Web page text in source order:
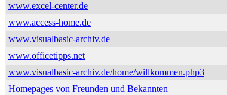
www.excel-center.de
www.access-home.de
www.visualbasic-archiv.de
www.officetipps.net
www.visualbasic-archiv.de/home/willkommen.php3
Homepages von Freunden und Bekannten